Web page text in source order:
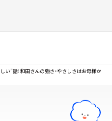
い”話！和田さんの強さ・やさしさはお母様か